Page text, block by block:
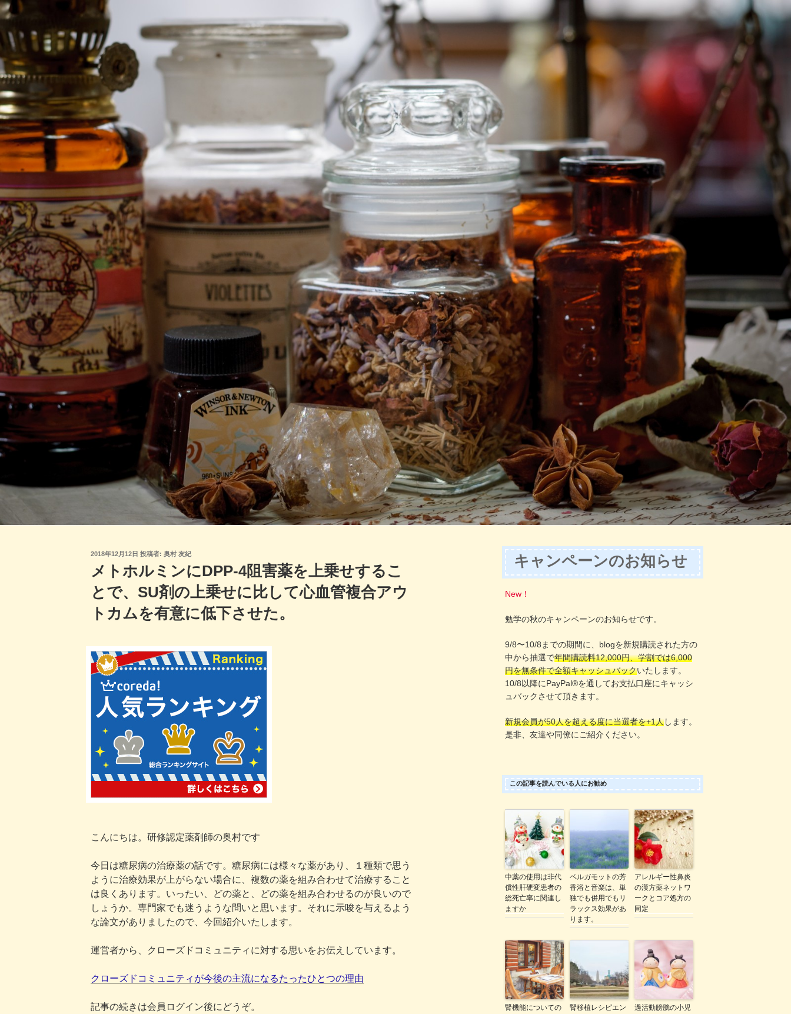
コ
ン
テ
ツ
へ
ス
キ
ッ
プ
投
日:
2018年12月12日 投稿者: 奥村 友紀
メトホルミンにDPP-4阻害薬を上乗せするこ
とで、SU剤の上乗せに比して心血管複合アウ
トカムを有意に低下させた。
こんにちは。研修認定薬剤師の奥村です
今日は糖尿病の治療薬の話です。糖尿病には様々な薬があり、１種類で思う
ように治療効果が上がらない場合に、複数の薬を組み合わせて治療すること
は良くあります。いったい、どの薬と、どの薬を組み合わせるのが良いので
しょうか。専門家でも迷うような問いと思います。それに示唆を与えるよう
な論文がありましたので、今回紹介いたします。
運営者から、クローズドコミュニティに対する思いをお伝えしています。
クローズドコミュニティが今後の主流になるたったひとつの理由
記事の続きは会員ログイン後にどうぞ。
キャンペーンのお知らせ
New！
勉学の秋のキャンペーンのお知らせです。
9/8〜10/8までの期間に、blogを新規購読された方の
中から抽選で年間購読料12,000円、学割では6,000
円を無条件で全額キャッシュバックいたします。
10/8以降にPayPal®️を通してお支払口座にキャッシ
ュバックさせて頂きます。
新規会員が50人を超える度に当選者を+1人します。
是非、友達や同僚にご紹介ください。
この記事を読んでいる人にお勧め
中薬の使用は非代
償性肝硬変患者の
総死亡率に関連し
ますか
ベルガモットの芳
香浴と音楽は、単
独でも併用でもリ
ラックス効果があ
ります。
アレルギー性鼻炎
の漢方薬ネットワ
ークとコア処方の
同定
腎機能についての
腎移植レシピエン
過活動膀胱の小児